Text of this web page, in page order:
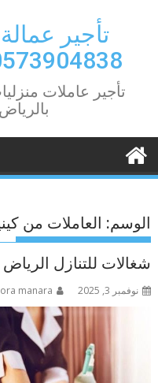
تأجير
0549362075
تأجير عاملات
الوسم: العاملات من
شغالات للتنازل الرياض
نوفمبر 3, 2025 manara